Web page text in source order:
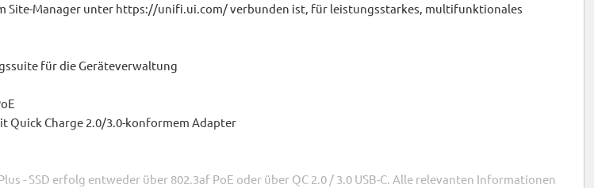
Site-Manager unter https://unifi.ui.com/ verbunden ist, für leistungsstarkes, multifunktionales
für die Geräteverwaltung
Quick Charge 2.0/3.0-konformem Adapter
- SSD erfolg entweder über 802.3af PoE oder über QC 2.0 / 3.0 USB-C. Alle relevanten Informationen